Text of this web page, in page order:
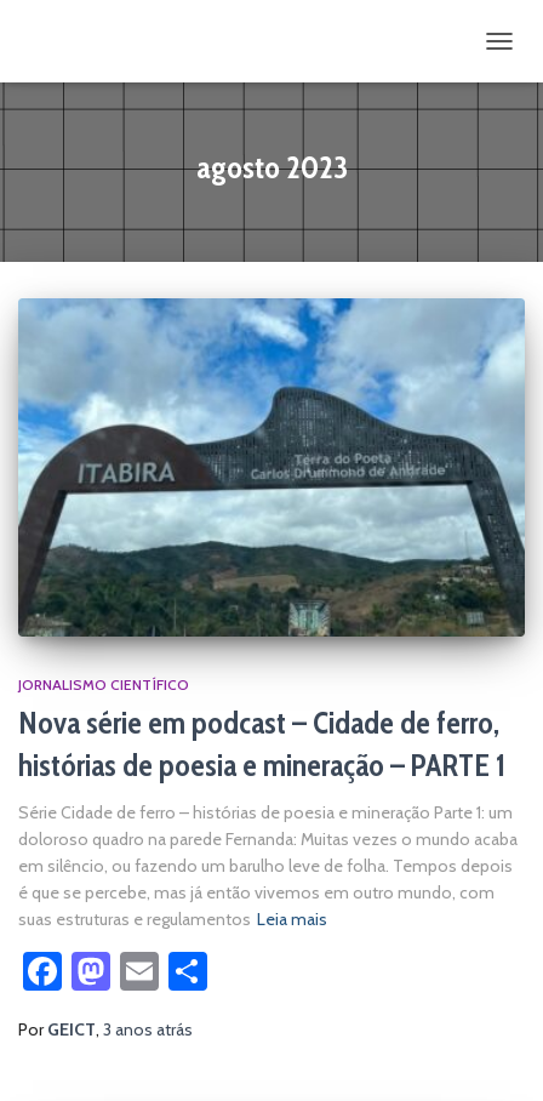
agosto 2023
JORNALISMO CIENTÍFICO
Nova série em podcast – Cidade de ferro,
histórias de poesia e mineração – PARTE 1
Série Cidade de ferro – histórias de poesia e mineração Parte 1: um
doloroso quadro na parede Fernanda: Muitas vezes o mundo acaba
em silêncio, ou fazendo um barulho leve de folha. Tempos depois
é que se percebe, mas já então vivemos em outro mundo, com
suas estruturas e regulamentos Leia mais
Facebook
Mastodon
Email
PorGEICT, 3 anos atrás